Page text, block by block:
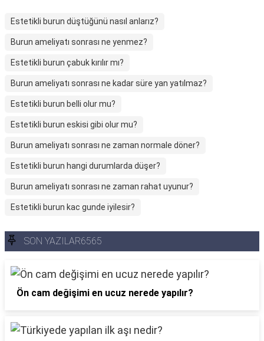
Estetikli burun düştüğünü nasıl anlarız?
Burun ameliyatı sonrası ne yenmez?
Estetikli burun çabuk kırılır mı?
Burun ameliyatı sonrası ne kadar süre yan yatılmaz?
Estetikli burun belli olur mu?
Estetikli burun eskisi gibi olur mu?
Burun ameliyatı sonrası ne zaman normale döner?
Estetikli burun hangi durumlarda düşer?
Burun ameliyatı sonrası ne zaman rahat uyunur?
Estetikli burun kac gunde iyilesir?
SON YAZILAR6565
Ön cam değişimi en ucuz nerede yapılır?